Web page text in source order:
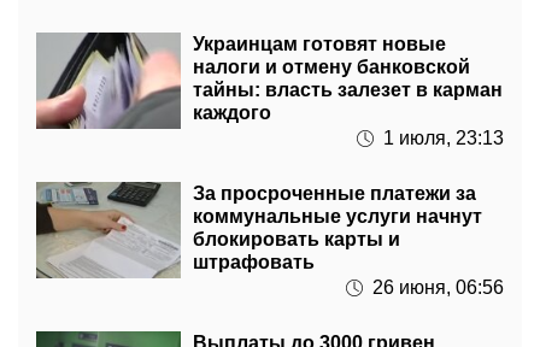
тайны: власть залезет в карман
каждого
1 июля, 23:13
За просроченные платежи за
блокировать карты и
штрафовать
26 июня, 06:56
Выплаты до 3000 гривен
украинцам будут приходить